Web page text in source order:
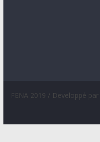
FENA 2019 / Developpé par